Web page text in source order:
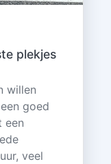
plekjes
willen
goed
een
veel